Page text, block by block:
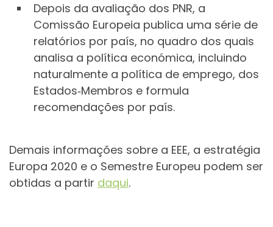
Depois da avaliação dos PNR, a
Comissão Europeia publica uma série de
relatórios por país, no quadro dos quais
analisa a política económica, incluindo
naturalmente a política de emprego, dos
Estados‑Membros e formula
recomendações por país.
Demais informações sobre a EEE, a estratégia
Europa 2020 e o Semestre Europeu podem ser
obtidas a partir daqui.